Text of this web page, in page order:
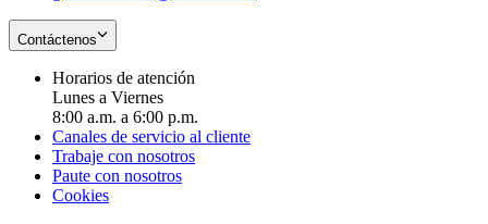
Contáctenos
Horarios de atención
Lunes a Viernes
8:00 a.m. a 6:00 p.m.
Canales de servicio al cliente
Trabaje con nosotros
Paute con nosotros
Cookies